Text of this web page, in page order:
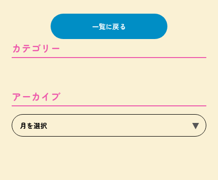
一覧に戻る
カテゴリー
アーカイブ